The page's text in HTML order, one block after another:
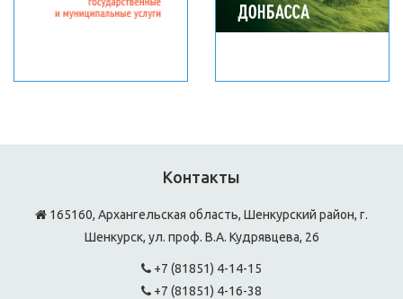
Контакты
165160, Архангельская область, Шенкурский район, г.
Шенкурск, ул. проф. В.А. Кудрявцева, 26
+7 (81851) 4-14-15
+7 (81851) 4-16-38